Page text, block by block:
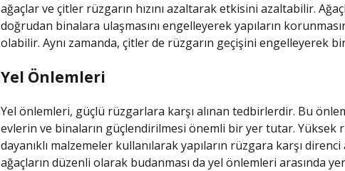
ağaçlar ve çitler rüzgarın hızını azaltarak etkisini azaltabilir.
doğrudan binalara ulaşmasını engelleyerek yapıların
olabilir. Aynı zamanda, çitler de rüzgarın geçişini engelleyerek
Yel Önlemleri
Yel önlemleri, güçlü rüzgarlara karşı alınan tedbirlerdir. Bu
evlerin ve binaların güçlendirilmesi önemli bir yer tutar. Yüksek
dayanıklı malzemeler kullanılarak yapıların rüzgara karşı direnci
ağaçların düzenli olarak budanması da yel önlemleri arasında